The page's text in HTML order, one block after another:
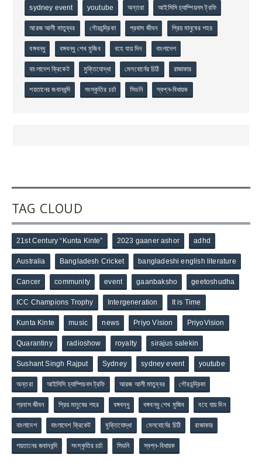
sydney event youtube অন্তরা আইসিসি চ্যাম্পিয়নস ট্রফি
আরজ আলী মাতুব্বর গৌরচন্দ্রিকা প্রবাস জীবন প্রিয় মানুষের শহর
বঙ্গবন্ধু বঙ্গবন্ধু শেখ মুজিব বহে যায় দিন বাংলাদেশ
বাংলাদেশ ক্রিকেট মুক্তিযোদ্ধা মেলবোর্নের চিঠি রাজাকার
শয়তানের জবানবন্দি সংস্কৃতির চর্চা সিডনি স্বপ্ন-বিধায়ক
TAG CLOUD
21st Century “Kunta Kinte” 2023 gaaner ashor adhd
Australia Bangladesh Cricket bangladeshi english literature
Cancer community event gaanbaksho geetoshudha
ICC Champions Trophy Intergeneration It is Time
Kunta Kinte music news Priyo Vision PriyoVision
Quarantiny radioshow royalty sirajus salekin
Sushant Singh Rajput Sydney sydney event youtube
অন্তরা আইসিসি চ্যাম্পিয়নস ট্রফি আরজ আলী মাতুব্বর গৌরচন্দ্রিকা
প্রবাস জীবন প্রিয় মানুষের শহর বঙ্গবন্ধু বঙ্গবন্ধু শেখ মুজিব বহে যায় দিন
বাংলাদেশ বাংলাদেশ ক্রিকেট মুক্তিযোদ্ধা মেলবোর্নের চিঠি রাজাকার
শয়তানের জবানবন্দি সংস্কৃতির চর্চা সিডনি স্বপ্ন-বিধায়ক